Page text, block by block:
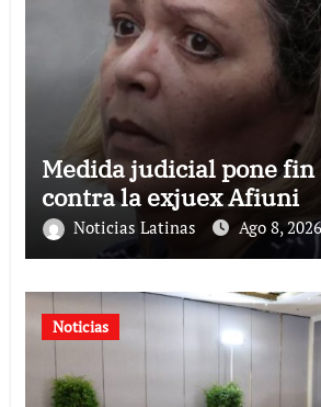
Medida judicial pone fin
contra la exjuex Afiuni
Noticias Latinas Ago 8, 2026
Noticias